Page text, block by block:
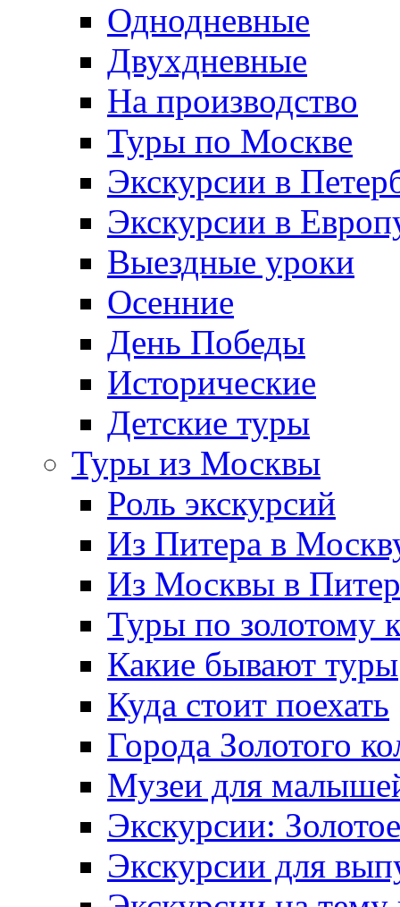
Однодневные
Двухдневные
На производство
Туры по Москве
Экскурсии в
Экскурсии в
Выездные уроки
Осенние
День Победы
Исторические
Детские туры
Туры из Москвы
Роль экскурсий
Из Питера в
Из Москвы в Питер
Туры по золотому
Какие бывают туры
Куда стоит поехать
Города Золотого
Музеи для
Экскурсии:
Экскурсии для